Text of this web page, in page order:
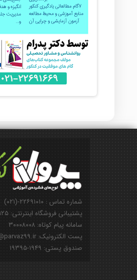
شماره تماس : ۲۲۶۹۱۰۱۰-(۰۲۱)
پشتیبانی فروشگاه اینترنتی: ۰۹۱۲۸۵۰۱۱۲۵
سامانه پیام کوتاه: ۳۰۰۰۸۰۰۸
پست الکترونیک: info@parvaz99.ir
صندوق پستی: ۱۹۴۹-۱۹۳۹۵